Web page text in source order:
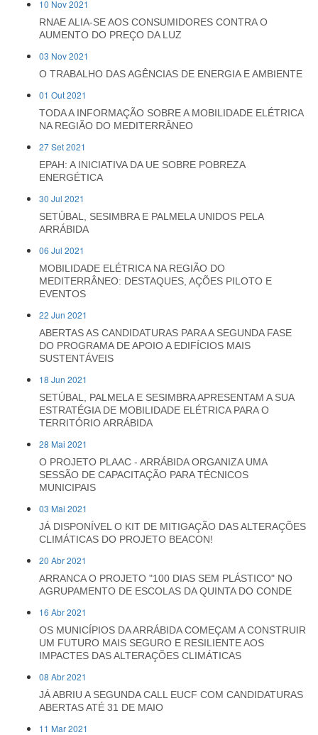
10 Nov 2021
RNAE ALIA-SE AOS CONSUMIDORES CONTRA O
AUMENTO DO PREÇO DA LUZ
03 Nov 2021
O TRABALHO DAS AGÊNCIAS DE ENERGIA E AMBIENTE
01 Out 2021
TODA A INFORMAÇÃO SOBRE A MOBILIDADE ELÉTRICA
NA REGIÃO DO MEDITERRÂNEO
27 Set 2021
EPAH: A INICIATIVA DA UE SOBRE POBREZA
ENERGÉTICA
30 Jul 2021
SETÚBAL, SESIMBRA E PALMELA UNIDOS PELA
ARRÁBIDA
06 Jul 2021
MOBILIDADE ELÉTRICA NA REGIÃO DO
MEDITERRÂNEO: DESTAQUES, AÇÕES PILOTO E
EVENTOS
22 Jun 2021
ABERTAS AS CANDIDATURAS PARA A SEGUNDA FASE
DO PROGRAMA DE APOIO A EDIFÍCIOS MAIS
SUSTENTÁVEIS
18 Jun 2021
SETÚBAL, PALMELA E SESIMBRA APRESENTAM A SUA
ESTRATÉGIA DE MOBILIDADE ELÉTRICA PARA O
TERRITÓRIO ARRÁBIDA
28 Mai 2021
O PROJETO PLAAC - ARRÁBIDA ORGANIZA UMA
SESSÃO DE CAPACITAÇÃO PARA TÉCNICOS
MUNICIPAIS
03 Mai 2021
JÁ DISPONÍVEL O KIT DE MITIGAÇÃO DAS ALTERAÇÕES
CLIMÁTICAS DO PROJETO BEACON!
20 Abr 2021
ARRANCA O PROJETO "100 DIAS SEM PLÁSTICO" NO
AGRUPAMENTO DE ESCOLAS DA QUINTA DO CONDE
16 Abr 2021
OS MUNICÍPIOS DA ARRÁBIDA COMEÇAM A CONSTRUIR
UM FUTURO MAIS SEGURO E RESILIENTE AOS
IMPACTES DAS ALTERAÇÕES CLIMÁTICAS
08 Abr 2021
JÁ ABRIU A SEGUNDA CALL EUCF COM CANDIDATURAS
ABERTAS ATÉ 31 DE MAIO
11 Mar 2021